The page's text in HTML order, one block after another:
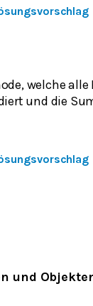
welche
und die
und